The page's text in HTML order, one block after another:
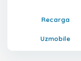
Recarga
Uzmobile